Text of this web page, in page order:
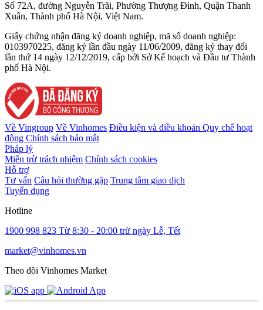
Số 72A, đường Nguyễn Trãi, Phường Thượng Đình, Quận Thanh
Xuân, Thành phố Hà Nội, Việt Nam.
Giấy chứng nhận đăng ký doanh nghiệp, mã số doanh nghiệp:
0103970225, đăng ký lần đầu ngày 11/06/2009, đăng ký thay đổi
lần thứ 14 ngày 12/12/2019, cấp bởi Sở Kế hoạch và Đầu tư Thành
phố Hà Nội.
Về Vingroup Về Vinhomes Điều kiện và điều khoản Quy chế hoạt
động Chính sách bảo mật
Pháp lý
Miễn trừ trách nhiệm Chính sách cookies
Hỗ trợ
Tư vấn Câu hỏi thường gặp Trung tâm giao dịch
Tuyển dụng
Hotline
1900 998 823 Từ 8:30 - 20:00 trừ ngày Lễ, Tết
market@vinhomes.vn
Theo dõi Vinhomes Market